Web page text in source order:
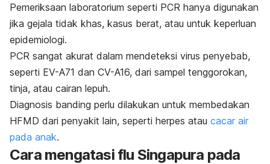
Pemeriksaan laboratorium seperti PCR hanya digunakan
jika gejala tidak khas, kasus berat, atau untuk keperluan
epidemiologi.
PCR sangat akurat dalam mendeteksi virus penyebab,
seperti EV-A71 dan CV-A16, dari sampel tenggorokan,
tinja, atau cairan lepuh.
Diagnosis banding perlu dilakukan untuk membedakan
HFMD dari penyakit lain, seperti herpes atau cacar air
pada anak.
Cara mengatasi flu Singapura pada